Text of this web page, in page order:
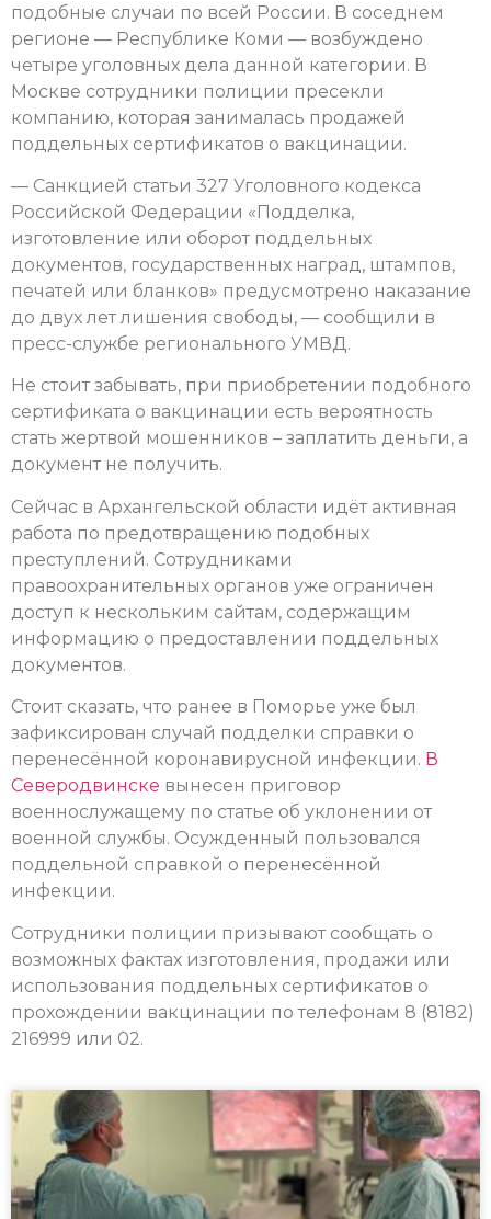
подобные случаи по всей России. В соседнем
регионе — Республике Коми — возбуждено
четыре уголовных дела данной категории. В
Москве сотрудники полиции пресекли
компанию, которая занималась продажей
поддельных сертификатов о вакцинации.
— Санкцией статьи 327 Уголовного кодекса
Российской Федерации «Подделка,
изготовление или оборот поддельных
документов, государственных наград, штампов,
печатей или бланков» предусмотрено наказание
до двух лет лишения свободы, — сообщили в
пресс-службе регионального УМВД.
Не стоит забывать, при приобретении подобного
сертификата о вакцинации есть вероятность
стать жертвой мошенников – заплатить деньги, а
документ не получить.
Сейчас в Архангельской области идёт активная
работа по предотвращению подобных
преступлений. Сотрудниками
правоохранительных органов уже ограничен
доступ к нескольким сайтам, содержащим
информацию о предоставлении поддельных
документов.
Стоит сказать, что ранее в Поморье уже был
зафиксирован случай подделки справки о
перенесённой коронавирусной инфекции. В
Северодвинске вынесен приговор
военнослужащему по статье об уклонении от
военной службы. Осужденный пользовался
поддельной справкой о перенесённой
инфекции.
Сотрудники полиции призывают сообщать о
возможных фактах изготовления, продажи или
использования поддельных сертификатов о
прохождении вакцинации по телефонам 8 (8182)
216999 или 02.